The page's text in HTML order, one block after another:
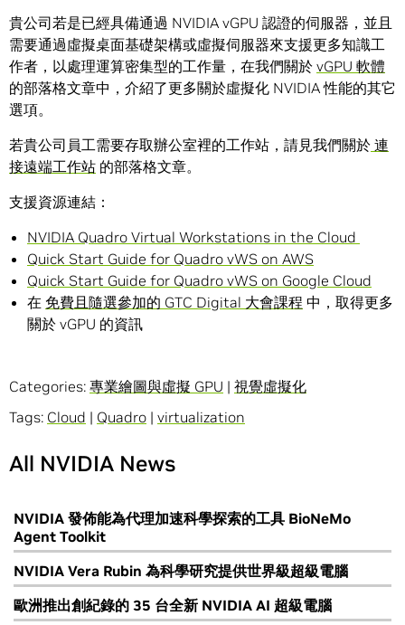
貴公司若是已經具備通過 NVIDIA vGPU 認證的伺服器，並且
需要通過虛擬桌面基礎架構或虛擬伺服器來支援更多知識工
作者，以處理運算密集型的工作量，在我們關於 vGPU 軟體
的部落格文章中，介紹了更多關於虛擬化 NVIDIA 性能的其它
選項。
若貴公司員工需要存取辦公室裡的工作站，請見我們關於 連
接遠端工作站 的部落格文章。
支援資源連結：
NVIDIA Quadro Virtual Workstations in the Cloud
Quick Start Guide for Quadro vWS on AWS
Quick Start Guide for Quadro vWS on Google Cloud
在 免費且隨選參加的 GTC Digital 大會課程 中，取得更多
關於 vGPU 的資訊
Categories: 專業繪圖與虛擬 GPU | 視覺虛擬化
Tags: Cloud | Quadro | virtualization
All NVIDIA News
NVIDIA 發佈能為代理加速科學探索的工具 BioNeMo
Agent Toolkit
NVIDIA Vera Rubin 為科學研究提供世界級超級電腦
歐洲推出創紀錄的 35 台全新 NVIDIA AI 超級電腦